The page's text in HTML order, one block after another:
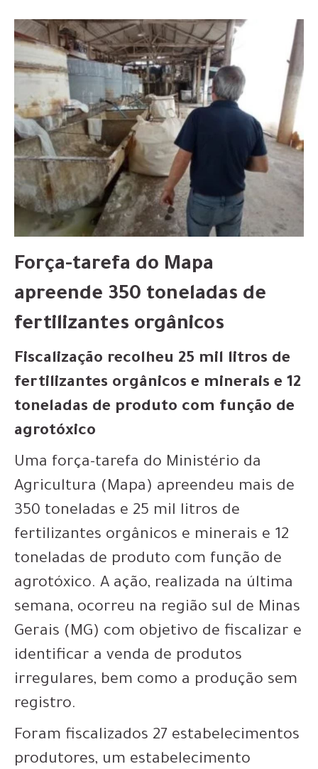
Força-tarefa do Mapa
apreende 350 toneladas de
fertilizantes orgânicos
Fiscalização recolheu 25 mil litros de
fertilizantes orgânicos e minerais e 12
toneladas de produto com função de
agrotóxico
Uma força-tarefa do Ministério da
Agricultura (Mapa) apreendeu mais de
350 toneladas e 25 mil litros de
fertilizantes orgânicos e minerais e 12
toneladas de produto com função de
agrotóxico. A ação, realizada na última
semana, ocorreu na região sul de Minas
Gerais (MG) com objetivo de fiscalizar e
identificar a venda de produtos
irregulares, bem como a produção sem
registro.
Foram fiscalizados 27 estabelecimentos
produtores, um estabelecimento